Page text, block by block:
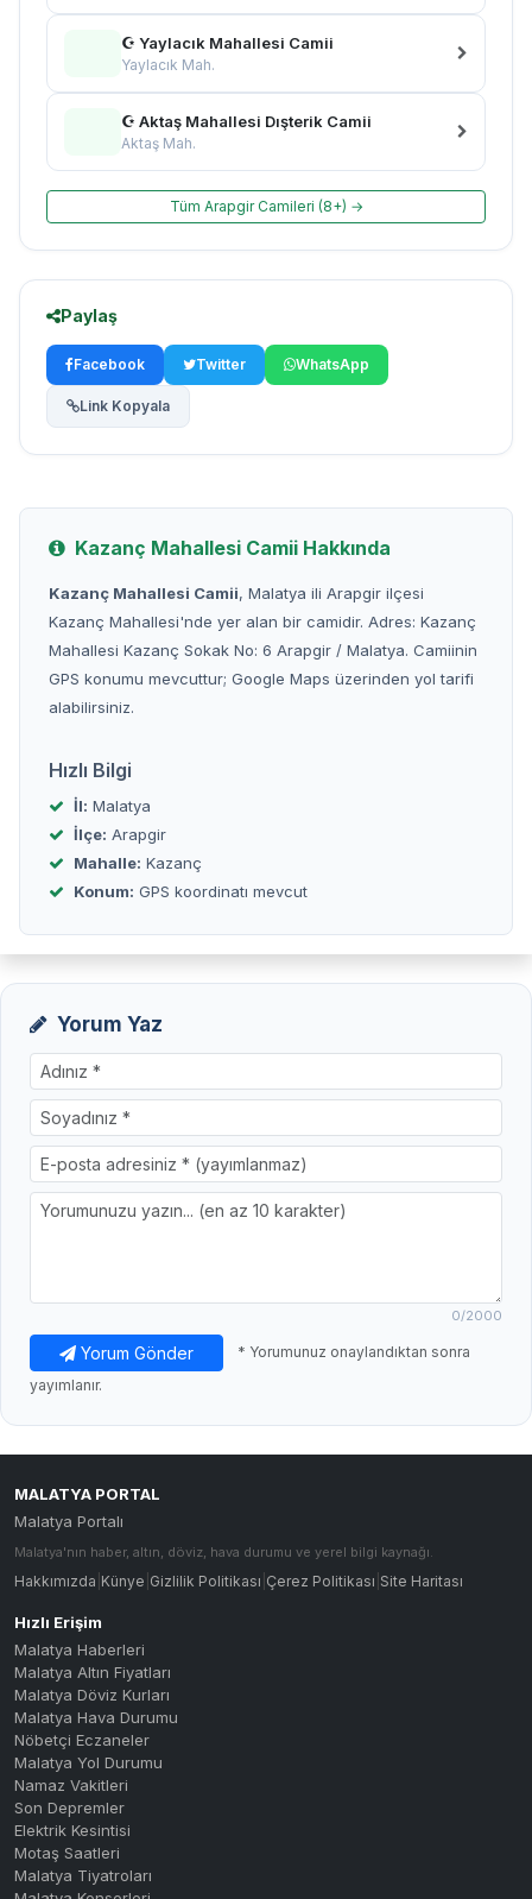
☪ Yaylacık Mahallesi Camii
Yaylacık Mah.
☪ Aktaş Mahallesi Dışterik Camii
Aktaş Mah.
Tüm Arapgir Camileri (8+) →
Paylaş
Facebook Twitter WhatsApp
Link Kopyala
Kazanç Mahallesi Camii Hakkında
Kazanç Mahallesi Camii, Malatya ili Arapgir ilçesi
Kazanç Mahallesi'nde yer alan bir camidir. Adres: Kazanç
Mahallesi Kazanç Sokak No: 6 Arapgir / Malatya. Camiinin
GPS konumu mevcuttur; Google Maps üzerinden yol tarifi
alabilirsiniz.
Hızlı Bilgi
İl: Malatya
İlçe: Arapgir
Mahalle: Kazanç
Konum: GPS koordinatı mevcut
Yorum Yaz
0/2000
Yorum Gönder
* Yorumunuz onaylandıktan sonra
yayımlanır.
MALATYA PORTAL
Malatya Portalı
Malatya'nın haber, altın, döviz, hava durumu ve yerel bilgi kaynağı.
Hakkımızda Künye Gizlilik Politikası Çerez Politikası Site Haritası
Hızlı Erişim
Malatya Haberleri
Malatya Altın Fiyatları
Malatya Döviz Kurları
Malatya Hava Durumu
Nöbetçi Eczaneler
Malatya Yol Durumu
Namaz Vakitleri
Son Depremler
Elektrik Kesintisi
Motaş Saatleri
Malatya Tiyatroları